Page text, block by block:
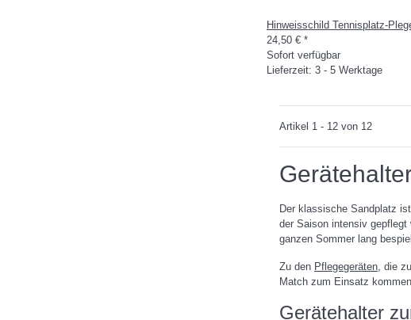
Hinweisschild Tennisplatz-
24,50 € *
Sofort verfügbar
Lieferzeit: 3 - 5 Werktage
Artikel 1 - 12 von 12
Der klassische Sandplatz
der Saison intensiv gepflegt
ganzen Sommer lang
Zu den Pflegegeräten, die
Match zum Einsatz
Gerätehalter